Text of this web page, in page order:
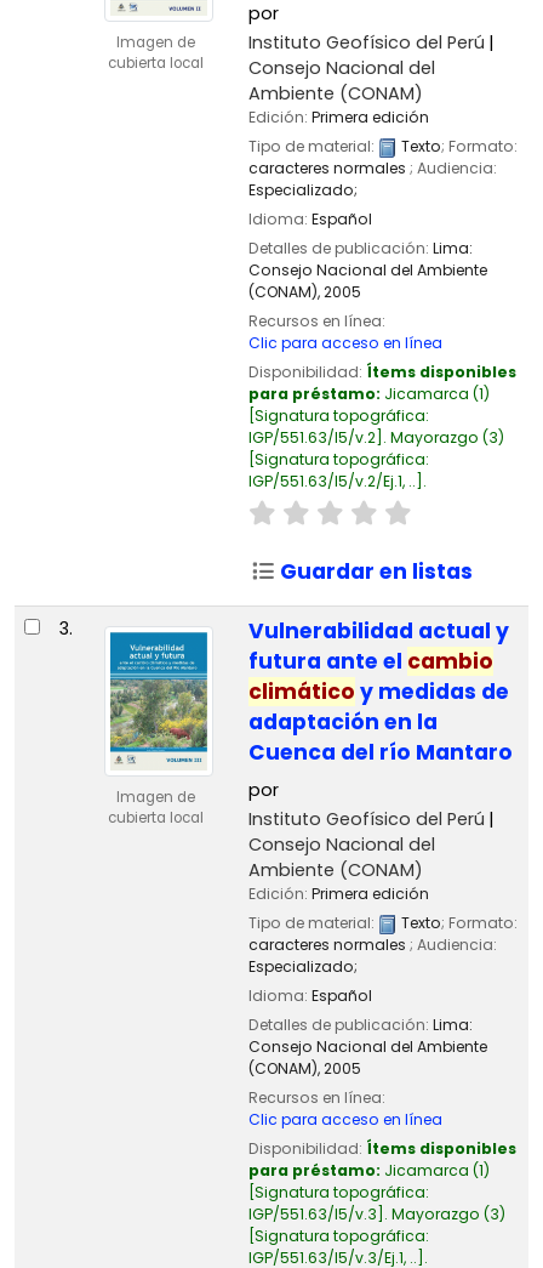
Imagen de
cubierta local
por
Instituto Geofísico del Perú
Consejo Nacional del
Ambiente (CONAM)
Edición: Primera edición
Tipo de material:
Texto; Formato:
caracteres normales ; Audiencia:
Especializado;
Idioma: Español
Detalles de publicación: Lima:
Consejo Nacional del Ambiente
(CONAM),2005
Recursos en línea:
Clic para acceso en línea
Disponibilidad: Ítems disponibles
para préstamo: Jicamarca (1)
Signatura topográfica:
IGP/551.63/I5/v.2 . Mayorazgo (3)
Signatura topográfica:
IGP/551.63/I5/v.2/Ej.1, .. .
Guardar en listas
3.
Imagen de
cubierta local
Vulnerabilidad actual y
futura ante el cambio
climático y medidas de
adaptación en la
Cuenca del río Mantaro
por
Instituto Geofísico del Perú
Consejo Nacional del
Ambiente (CONAM)
Edición: Primera edición
Tipo de material:
Texto; Formato:
caracteres normales ; Audiencia:
Especializado;
Idioma: Español
Detalles de publicación: Lima:
Consejo Nacional del Ambiente
(CONAM),2005
Recursos en línea:
Clic para acceso en línea
Disponibilidad: Ítems disponibles
para préstamo: Jicamarca (1)
Signatura topográfica:
IGP/551.63/I5/v.3 . Mayorazgo (3)
Signatura topográfica:
IGP/551.63/I5/v.3/Ej.1, .. .